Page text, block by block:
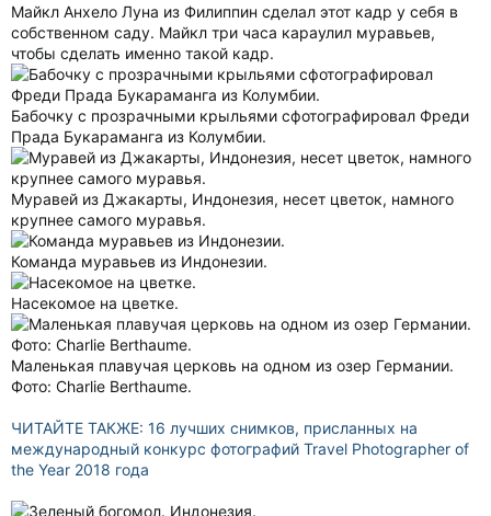
Майкл Анхело Луна из Филиппин сделал этот кадр у себя в
собственном саду. Майкл три часа караулил муравьев,
чтобы сделать именно такой кадр.
Бабочку с прозрачными крыльями сфотографировал Фреди
Прада Букараманга из Колумбии.
Муравей из Джакарты, Индонезия, несет цветок, намного
крупнее самого муравья.
Команда муравьев из Индонезии.
Насекомое на цветке.
Маленькая плавучая церковь на одном из озер Германии.
Фото: Charlie Berthaume.
ЧИТАЙТЕ ТАКЖЕ: 16 лучших снимков, присланных на
международный конкурс фотографий Travel Photographer of
the Year 2018 года